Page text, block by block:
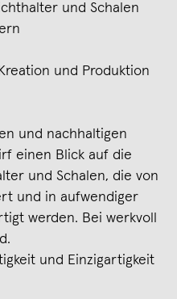
und Schalen
und Produktion
und nachhaltigen
einen Blick auf die
und Schalen, die von
und in aufwendiger
werden. Bei werkvoll
und Einzigartigkeit